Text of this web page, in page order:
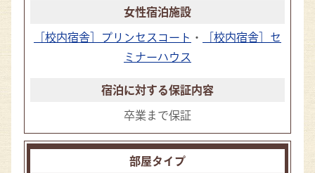
［校内宿舎］プリンセスコート ・
［校内宿舎］セ
ミナーハウス
卒業まで保証